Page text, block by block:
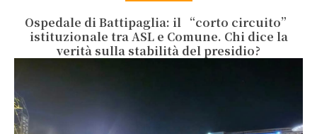
Ospedale di Battipaglia: il “corto circuito”
istituzionale tra ASL e Comune. Chi dice la
verità sulla stabilità del presidio?